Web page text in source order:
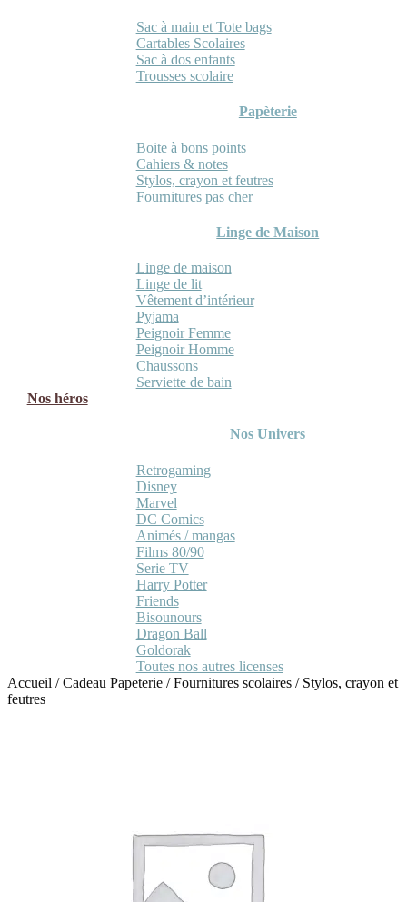
Sac à main et Tote bags
Cartables Scolaires
Sac à dos enfants
Trousses scolaire
Papèterie
Boite à bons points
Cahiers & notes
Stylos, crayon et feutres
Fournitures pas cher
Linge de Maison
Linge de maison
Linge de lit
Vêtement d’intérieur
Pyjama
Peignoir Femme
Peignoir Homme
Chaussons
Serviette de bain
Nos héros
Nos Univers
Retrogaming
Disney
Marvel
DC Comics
Animés / mangas
Films 80/90
Serie TV
Harry Potter
Friends
Bisounours
Dragon Ball
Goldorak
Toutes nos autres licenses
Accueil /Cadeau Papeterie /Fournitures scolaires / Stylos, crayon et
feutres